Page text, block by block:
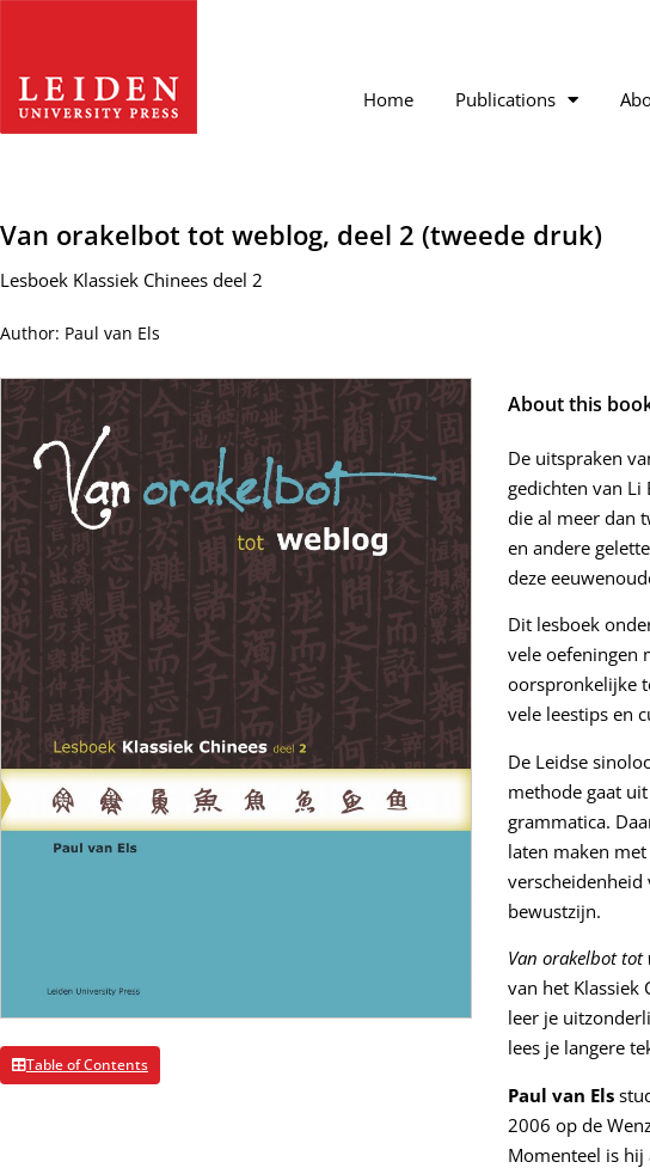
Home Publications
Van orakelbot tot weblog, deel 2 (tweede druk)
Lesboek Klassiek Chinees deel 2
Author: Paul van Els
Table of Contents
About this
De uitspraken
gedichten van Li
die al meer dan
en andere
deze
Dit lesboek
vele oefeningen
oorspronkelijke
vele leestips en
De Leidse
methode gaat
grammatica.
laten maken
bewustzijn.
Van orakelbot tot
van het Klassiek
leer je
lees je langere
Paul van Els
2006 op de
Momenteel is hij